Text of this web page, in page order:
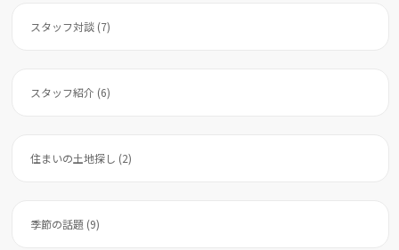
スタッフ対談 (7)
スタッフ紹介 (6)
住まいの土地探し (2)
季節の話題 (9)